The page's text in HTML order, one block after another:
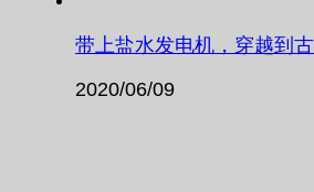
带上盐水发电机，穿越到
2020/06/09